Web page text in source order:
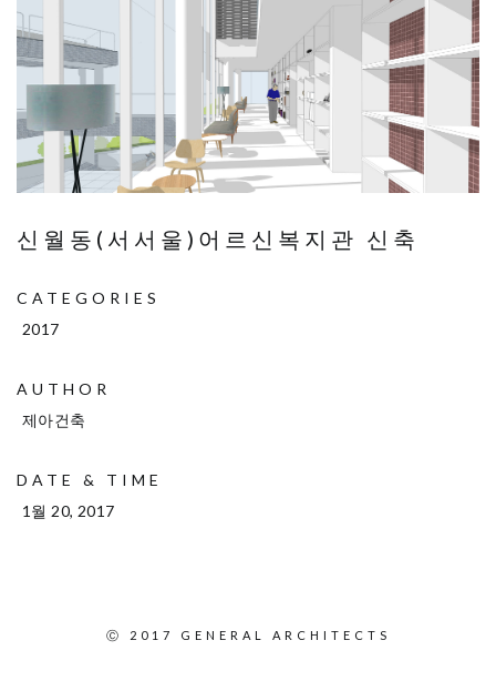
신월동(서서울)어르신복지관 신축
CATEGORIES
2017
AUTHOR
제아건축
DATE & TIME
1월 20, 2017
Ⓒ 2017 GENERAL ARCHITECTS